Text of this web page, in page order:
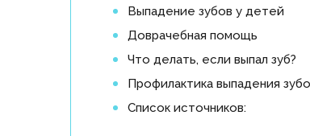
Выпадение зубов у детей
Доврачебная помощь
Что делать, если выпал зуб?
Профилактика выпадения
Список источников: